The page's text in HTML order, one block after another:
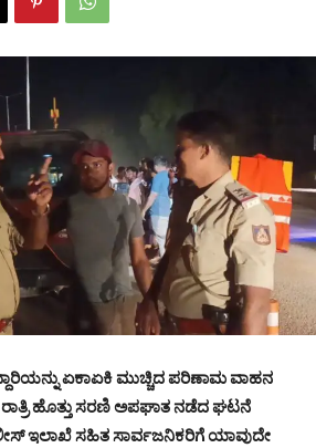
ಏಕಾಏಕಿ ಮುಚ್ಚಿದ ಪರಿಣಾಮ ವಾಹನ
ಹೊತ್ತು ಸರಣಿ ಅಪಘಾತ ನಡೆದ ಘಟನೆ
ಇಲಾಖೆ ಸಹಿತ ಸಾರ್ವಜನಿಕರಿಗೆ ಯಾವುದೇ